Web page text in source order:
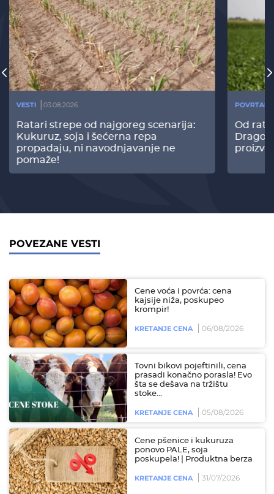
VESTI 03.08.2026
Ratari strepe od najgoreg scenarija:
Kukuruz, soja i šećerna repa
propadaju, ni navodnjavanje ne
pomaže!
Od
POVEZANE VESTI
Cene voća i povrća: cena
kajsije niža, poskupeo
krompir!
KRETANJE CENA 06/08/2026
Tovni bikovi pojeftinili, cena
prasadi konačno porasla! Evo
šta se dešava na tržištu
stoke...
KRETANJE CENA 05/08/2026
Cene pšenice i kukuruza
ponovo PALE, soja
poskupela! | Produktna berza
KRETANJE CENA 31/07/2026